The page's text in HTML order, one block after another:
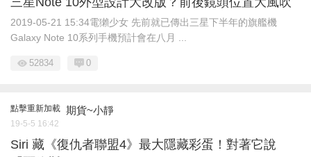
2019-05-21 15:34電獺少女 先前就已傳出三星下半年的旗艦機
Galaxy Note 10系列手機預計會在八月 ...
52834 0
點擊重新加載 期貨~小靜
19-5-5 16:42
Siri 藏《復仇者聯盟4》最大隱藏彩蛋！對著它說